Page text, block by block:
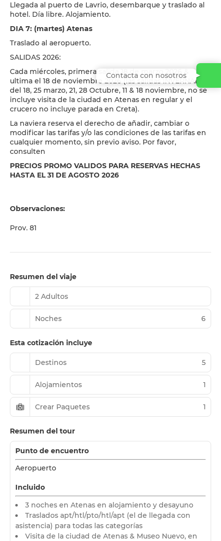
Llegada al puerto de Lavrio, desembarque y traslado al
hotel. Día libre. Alojamiento.
DIA 7: (martes) Atenas
Traslado al aeropuerto.
SALIDAS 2026:
Cada miércoles, primera salida 18 de marzo 2026 &
ultima el 18 de noviembre 2026 (las salidas INVERNALES
del 18, 25 marzo, 21, 28 Octubre, 11 & 18 noviembre, no se
incluye visita de la ciudad en Atenas en regular y el
crucero no incluye parada en Creta).
La naviera reserva el derecho de añadir, cambiar o
modificar las tarifas y/o las condiciones de las tarifas en
cualquier momento, sin previo aviso. Por favor,
consulten
PRECIOS PROMO VALIDOS PARA RESERVAS HECHAS
HASTA EL 31 DE AGOSTO 2026
Observaciones:
Prov. 81
Resumen del viaje
2 Adultos
Noches 6
Esta cotización incluye
Destinos 5
Alojamientos 1
Crear Paquetes 1
Resumen del tour
Punto de encuentro
Aeropuerto
Incluido
3 noches en Atenas en alojamiento y desayuno
Traslados apt/htl/pto/htl/apt (el de llegada con
asistencia) para todas las categorías
Visita de la ciudad de Atenas & Museo Nuevo, en
Contacta con nosotros